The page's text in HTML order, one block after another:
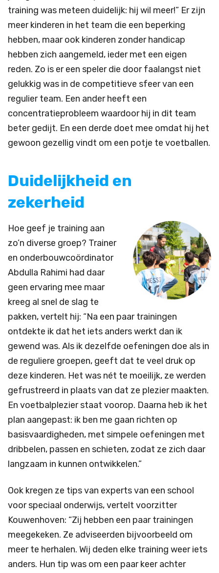
training was meteen duidelijk: hij wil meer!” Er zijn
meer kinderen in het team die een beperking
hebben, maar ook kinderen zonder handicap
hebben zich aangemeld, ieder met een eigen
reden. Zo is er een speler die door faalangst niet
gelukkig was in de competitieve sfeer van een
regulier team. Een ander heeft een
concentratieprobleem waardoor hij in dit team
beter gedijt. En een derde doet mee omdat hij het
gewoon gezellig vindt om een potje te voetballen.
Duidelijkheid en
zekerheid
Hoe geef je training aan
zo’n diverse groep? Trainer
en onderbouwcoördinator
Abdulla Rahimi had daar
geen ervaring mee maar
kreeg al snel de slag te
pakken, vertelt hij: “Na een paar trainingen
ontdekte ik dat het iets anders werkt dan ik
gewend was. Als ik dezelfde oefeningen doe als in
de reguliere groepen, geeft dat te veel druk op
deze kinderen. Het was nét te moeilijk, ze werden
gefrustreerd in plaats van dat ze plezier maakten.
En voetbalplezier staat voorop. Daarna heb ik het
plan aangepast: ik ben me gaan richten op
basisvaardigheden, met simpele oefeningen met
dribbelen, passen en schieten, zodat ze zich daar
langzaam in kunnen ontwikkelen.”
Ook kregen ze tips van experts van een school
voor speciaal onderwijs, vertelt voorzitter
Kouwenhoven: “Zij hebben een paar trainingen
meegekeken. Ze adviseerden bijvoorbeeld om
meer te herhalen. Wij deden elke training weer iets
anders. Hun tip was om een paar keer achter